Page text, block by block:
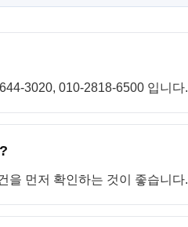
3020, 010-2818-6500 입니다.
을 먼저 확인하는 것이 좋습니다.